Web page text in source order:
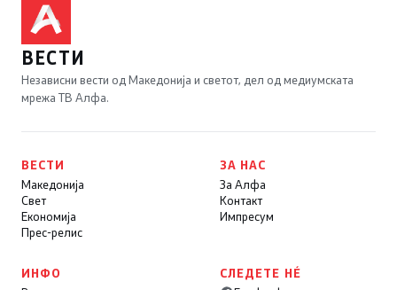
ВЕСТИ
Независни вести од Македонија и светот, дел од медиумската
мрежа ТВ Алфа.
ВЕСТИ
Македонија
Свет
Економија
Прес-релис
ЗА НАС
За Алфа
Контакт
Импресум
ИНФО
СЛЕДЕТЕ НÉ